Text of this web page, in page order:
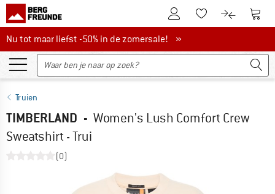
De klantenaccount
Naar deNaar de
Nu tot maar liefst -50% in de zomersale!
Nu tot maar liefst -50% in de zomersale! »
Truien
TIMBERLAND - Women's Lush Comfort Crew
Sweatshirt - Trui
(0)